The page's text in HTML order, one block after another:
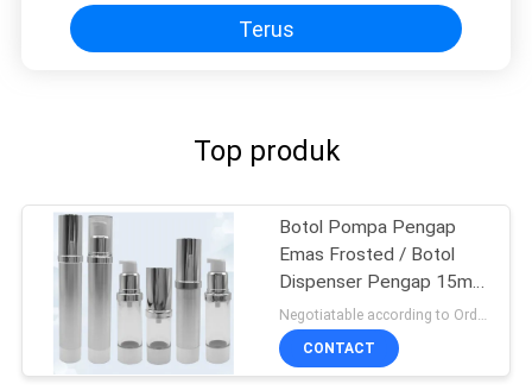
Terus
Top produk
Botol Pompa Pengap
Emas Frosted / Botol
Dispenser Pengap 15ml
100ml
Negotiatable according to Order Quantity and printing Requirements MOQ:3000 pcs per ukuran
CONTACT